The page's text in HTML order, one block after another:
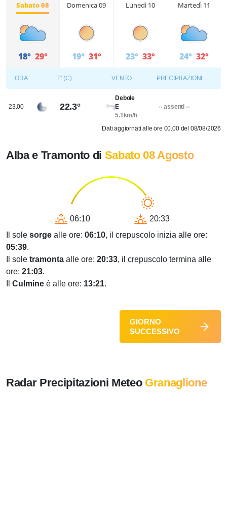
Sabato 08
18° 29°
Domenica 09
19° 31°
Lunedì 10
23° 33°
Martedì 11
24° 32°
ORA T° (C) VENTO PRECIPITAZIONI
23.00 22.3°
Debole
E
5.1km/h
-- assenti --
Dati aggiornati alle ore 00.00 del 08/08/2026
Alba e Tramonto di Sabato 08 Agosto
06:10
20:33
Il sole sorge alle ore: 06:10, il crepuscolo inizia alle ore:
05:39.
Il sole tramonta alle ore: 20:33, il crepuscolo termina alle
ore: 21:03.
Culmine è alle ore: 13:21.
GIORNO
SUCCESSIVO
Radar Precipitazioni Meteo Granaglione